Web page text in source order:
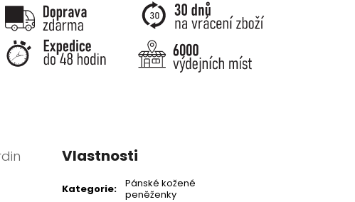
Vlastnosti
Kategorie:
Pánské kožené
peněženky